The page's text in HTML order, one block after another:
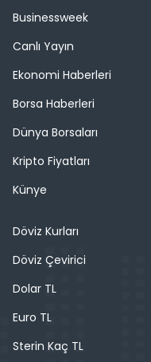
Businessweek
Canlı Yayın
Ekonomi Haberleri
Borsa Haberleri
Dünya Borsaları
Kripto Fiyatları
Künye
Döviz Kurları
Döviz Çevirici
Dolar TL
Euro TL
Sterin Kaç TL